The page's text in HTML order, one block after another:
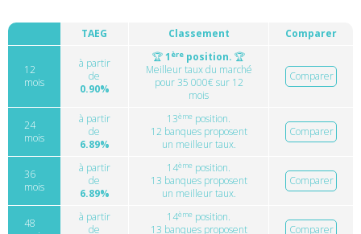
TAEG Classement Comparer
12
mois
à partir
de
0.90%
🏆1 ère position. 🏆
Meilleur taux du marché
pour 35 000€ sur 12
mois
Comparer
24
mois
à partir
de
6.89%
13ème position.
12 banques proposent
un meilleur taux.
Comparer
36
mois
à partir
de
6.89%
14ème position.
13 banques proposent
un meilleur taux.
Comparer
48
à partir
de
14ème position.
13 banques proposent
Comparer